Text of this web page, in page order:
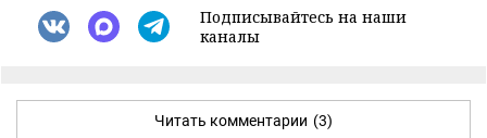
Подписывайтесь на наши
каналы
Читать комментарии (3)